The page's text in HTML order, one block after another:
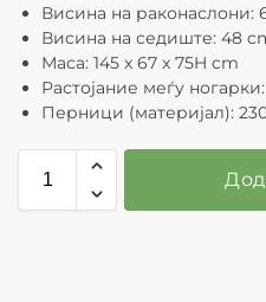
Висина на раконаслони:
Висина на седиште: 48
Маса: 145 x 67 x 75H cm
Растојание меѓу
Перници (материјал):